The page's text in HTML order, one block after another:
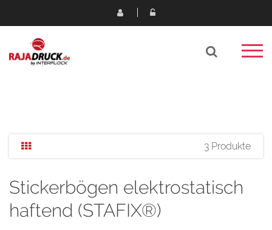
3 Produkte
Stickerbögen elektrostatisch
haftend (STAFIX®)